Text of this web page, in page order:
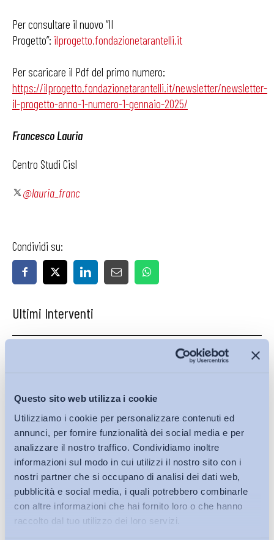
Questo sito web utilizza i cookie
Utilizziamo i cookie per personalizzare contenuti ed
annunci, per fornire funzionalità dei social media e per
analizzare il nostro traffico. Condividiamo inoltre
informazioni sul modo in cui utilizzi il nostro sito con i
nostri partner che si occupano di analisi dei dati web,
pubblicità e social media, i quali potrebbero combinarle
con altre informazioni che hai fornito loro o che hanno
raccolto dal tuo utilizzo dei loro servizi.
Per consultare il nuovo “Il
Progetto”: ilprogetto.fondazionetarantelli.it
Per scaricare il Pdf del primo numero:
https://ilprogetto.fondazionetarantelli.it/newsletter/newsletter-
il-progetto-anno-1-numero-1-gennaio-2025/
Francesco Lauria
Centro Studi Cisl
@lauria_franc
Condividi su:
Ultimi Interventi